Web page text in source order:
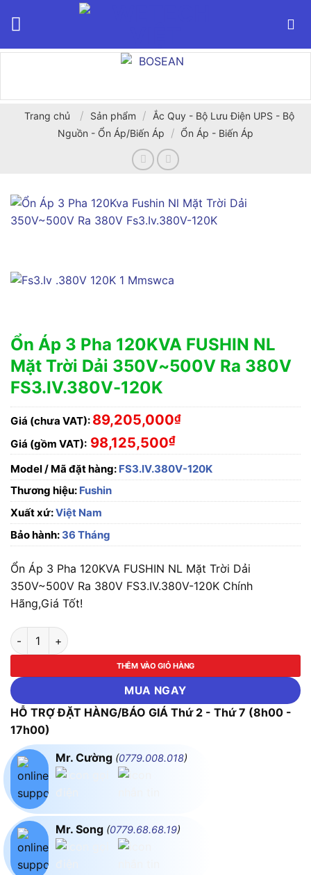
Trang chủ / Sản phẩm /
Ắc Quy - Bộ Lưu Điện UPS - Bộ
Nguồn - Ổn Áp/Biến Áp
/ Ổn Áp - Biến Áp
Ổn Áp 3 Pha 120KVA FUSHIN NL
Mặt Trời Dải 350V~500V Ra 380V
FS3.IV.380V-120K
Giá (chưa VAT): 89,205,000₫
Giá (gồm VAT): 98,125,500₫
Model / Mã đặt hàng: FS3.IV.380V-120K
Thương hiệu: Fushin
Xuất xứ:Việt Nam
Bảo hành: 36 Tháng
Ổn Áp 3 Pha 120KVA FUSHIN NL Mặt Trời Dải
350V~500V Ra 380V FS3.IV.380V-120K Chính
Hãng,Giá Tốt!
Ổn Áp 3 Pha 120KVA FUSHIN NL Mặt Trời Dải 350V~500V
THÊM VÀO GIỎ HÀNG
MUA NGAY
HỖ TRỢ ĐẶT HÀNG/BÁO GIÁ Thứ 2 - Thứ 7 (8h00 -
17h00)
Mr. Cường (0779.008.018)
Mr. Song (0779.68.68.19)